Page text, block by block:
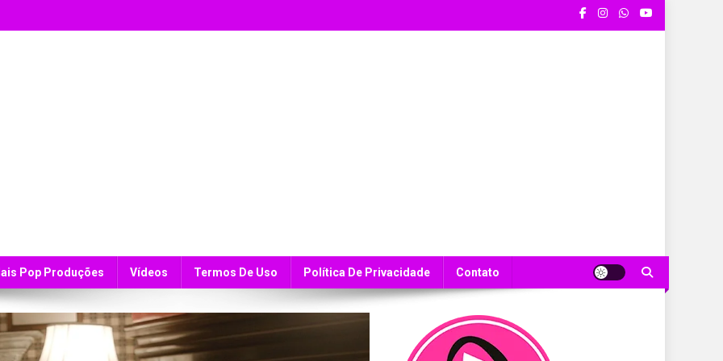
Pop Produções Vídeos Termos De Uso Política De Privacidade Contato